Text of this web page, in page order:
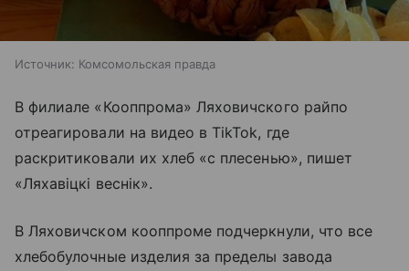
Источник: Комсомольская правда
В филиале «Кооппрома» Ляховичского райпо
отреагировали на видео в TikTok, где
раскритиковали их хлеб «с плесенью», пишет
«Ляхавіцкі веснік».
В Ляховичском кооппроме подчеркнули, что все
хлебобулочные изделия за пределы завода